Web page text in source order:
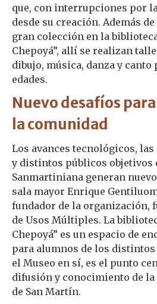
que, con interrupciones por
desde su creación. Además
gran colección en la
Chepoyá”, allí se realizan
dibujo, música, danza y canto
edades.
Nuevo desafíos
la comunidad
Los avances tecnológicos,
y distintos públicos objetivos
Sanmartiniana generan
sala mayor Enrique
fundador de la organización,
de Usos Múltiples. La
Chepoyá” es un espacio de
para alumnos de los
el Museo en sí, es el punto
difusión y conocimiento de la
de San Martín.